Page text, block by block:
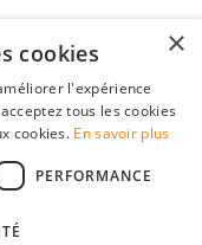
×
cookies
l'expérience
tous les cookies
cookies. En savoir plus
PERFORMANCE